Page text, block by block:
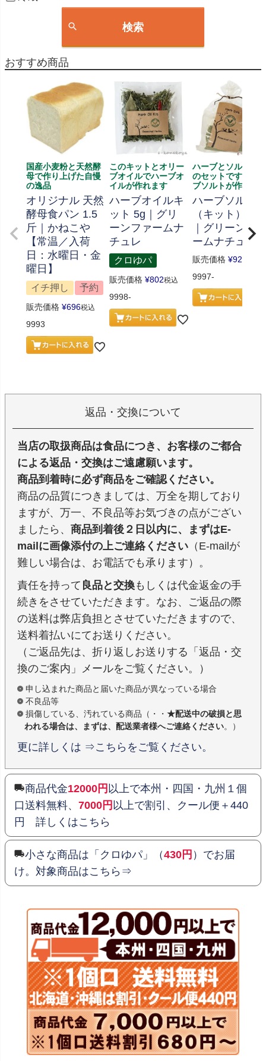
検索
おすすめ商品
国産小麦粉と天然酵
母で作り上げた自慢
の逸品
オリジナル 天然
酵母食パン 1.5
斤｜かねこや
【常温／入荷
日：水曜日・金
曜日】
イチ押し 予約
販売価格 ¥696税込
9993
このキットとオリー
ブオイルでハーブオ
イルが作れます
ハーブオイルキ
ット 5g｜グリ
ーンファームナ
チュレ
クロゆパ
販売価格 ¥802税込
9998-
ハーブとソルト、
のセットです、ハ
ブソルトが作れま
ハーブソルト
（キット） 70g
｜グリーンフ
ームナチュレ
販売価格 ¥926
9997-
返品・交換について
当店の取扱商品は食品につき、お客様のご都合
による返品・交換はご遠慮願います。
商品到着時に必ず商品をご確認ください。
商品の品質につきましては、万全を期しており
ますが、万一、不良品等お気づきの点がござい
ましたら、 商品到着後２日以内に、まずはE-
mailに画像添付の上ご連絡ください （E-mailが
難しい場合は、お電話でも承ります）。
責任を持って 良品と交換もしくは代金返金の手
続きをさせていただきます。なお、ご返品の際
の送料は弊店負担とさせていただきますので、
送料着払いにてお送りください。
（ご返品先は、折り返しお送りする「返品・交
換のご案内」メールをご覧ください。）
申し込まれた商品と届いた商品が異なっている場合
不良品等
損傷している、汚れている商品（・・ ★配送中の破損と思
われる場合は、まずは、配送業者様へご連絡ください。）
更に詳しくは ⇒こちらをご覧ください。
商品代金12000円 以上で本州・四国・九州１個
口送料無料、 7000円 以上で割引、クール便＋440
円 詳しくはこちら
小さな商品は「クロゆパ」（430円 ）でお届
け。対象商品はこちら⇒